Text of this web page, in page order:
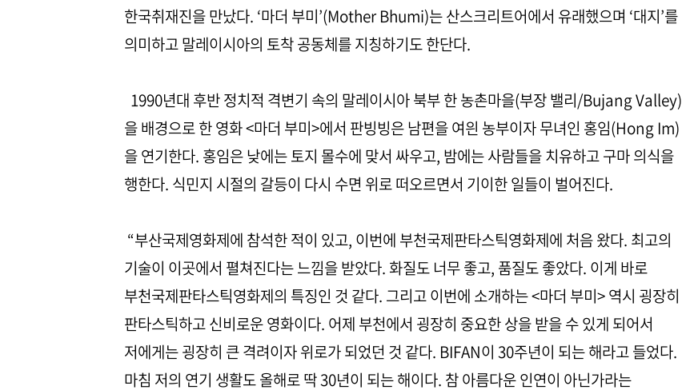
한국취재진을 만났다. ‘마더 부미’(Mother Bhumi)는 산스크리트어에서 유래했으며 ‘대지’를
의미하고 말레이시아의 토착 공동체를 지칭하기도 한단다.
1990년대 후반 정치적 격변기 속의 말레이시아 북부 한 농촌마을(부장 밸리/Bujang Valley)
을 배경으로 한 영화 <마더 부미>에서 판빙빙은 남편을 여읜 농부이자 무녀인 홍임(Hong Im)
을 연기한다. 홍임은 낮에는 토지 몰수에 맞서 싸우고, 밤에는 사람들을 치유하고 구마 의식을
행한다. 식민지 시절의 갈등이 다시 수면 위로 떠오르면서 기이한 일들이 벌어진다.
“부산국제영화제에 참석한 적이 있고, 이번에 부천국제판타스틱영화제에 처음 왔다. 최고의
기술이 이곳에서 펼쳐진다는 느낌을 받았다. 화질도 너무 좋고, 품질도 좋았다. 이게 바로
부천국제판타스틱영화제의 특징인 것 같다. 그리고 이번에 소개하는 <마더 부미> 역시 굉장히
판타스틱하고 신비로운 영화이다. 어제 부천에서 굉장히 중요한 상을 받을 수 있게 되어서
저에게는 굉장히 큰 격려이자 위로가 되었던 것 같다. BIFAN이 30주년이 되는 해라고 들었다.
마침 저의 연기 생활도 올해로 딱 30년이 되는 해이다. 참 아름다운 인연이 아닌가라는